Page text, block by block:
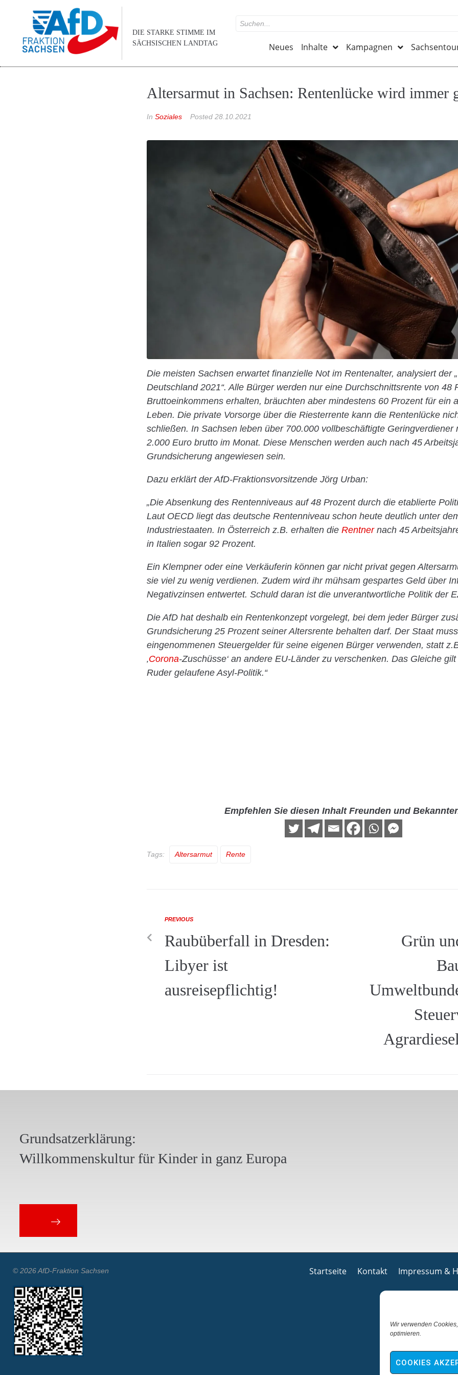
Wir verwenden
optimieren.
COOKIES
DIE STARKE STIMME IM
SÄCHSISCHEN LANDTAG
Neues Inhalte Kampagnen
Altersarmut in Sachsen: Rentenlücke wird immer
In Soziales Posted 28.10.2021
Die meisten Sachsen erwartet finanzielle Not im Rentenalter, analysiert der
Deutschland 2021“. Alle Bürger werden nur eine Durchschnittsrente von 48
Bruttoeinkommens erhalten, bräuchten aber mindestens 60 Prozent für ein
Leben. Die private Vorsorge über die Riesterrente kann die Rentenlücke
schließen. In Sachsen leben über 700.000 vollbeschäftigte Geringverdiener
2.000 Euro brutto im Monat. Diese Menschen werden auch nach 45
Grundsicherung angewiesen sein.
Dazu erklärt der AfD-Fraktionsvorsitzende Jörg Urban:
„Die Absenkung des Rentenniveaus auf 48 Prozent durch die etablierte
Laut OECD liegt das deutsche Rentenniveau schon heute deutlich unter
Industriestaaten. In Österreich z.B. erhalten die Rentnernach 45
in Italien sogar 92 Prozent.
Ein Klempner oder eine Verkäuferin können gar nicht privat gegen
sie viel zu wenig verdienen. Zudem wird ihr mühsam gespartes Geld über
Negativzinsen entwertet. Schuld daran ist die unverantwortliche Politik der
Die AfD hat deshalb ein Rentenkonzept vorgelegt, bei dem jeder Bürger
Grundsicherung 25 Prozent seiner Altersrente behalten darf. Der Staat
eingenommenen Steuergelder für seine eigenen Bürger verwenden, statt
‚Corona-Zuschüsse‘ an andere EU-Länder zu verschenken. Das Gleiche
Ruder gelaufene Asyl-Politik.“
Empfehlen Sie diesen Inhalt Freunden und
Tags: Altersarmut Rente
PREVIOUS
Raubüberfall in Dresden:
Libyer ist
ausreisepflichtig!
Grün
Grundsatzerklärung:
Willkommenskultur für Kinder in ganz Europa
© 2026 AfD-Fraktion Sachsen Startseite Kontakt Impressum &